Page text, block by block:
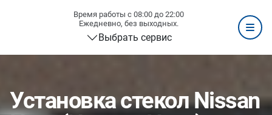
Время работы с 08:00 до 22:00
Ежедневно, без выходных.
Выбрать сервис
Установка стекол Nissan